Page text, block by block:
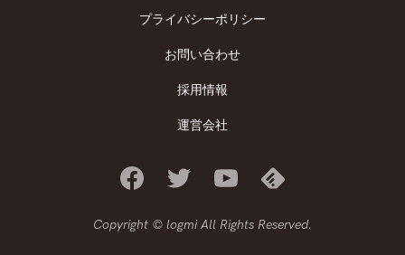
プライバシーポリシー
お問い合わせ
採用情報
運営会社
Copyright © logmi All Rights Reserved.